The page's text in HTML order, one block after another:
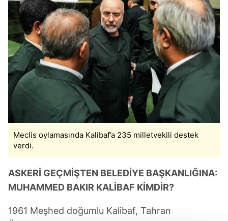
Meclis oylamasında Kalibaf’a 235 milletvekili destek
verdi.
ASKERİ GEÇMİŞTEN BELEDİYE BAŞKANLIĞINA:
MUHAMMED BAKIR KALİBAF KİMDİR?
1961 Meşhed doğumlu Kalibaf, Tahran